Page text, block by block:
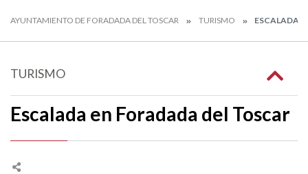
AYUNTAMIENTO DE FORADADA DEL TOSCAR TURISMO ESCALADA Y
TURISMO
Escalada en Foradada del Toscar